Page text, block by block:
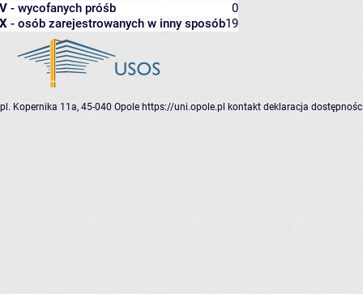
V - wycofanych próśb
0
X - osób zarejestrowanych w inny sposób19
pl. Kopernika 11a, 45-040 Opole https://uni.opole.pl kontakt deklaracja